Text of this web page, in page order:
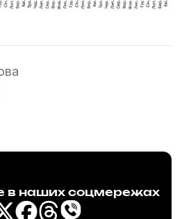
в наших соцмережах